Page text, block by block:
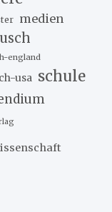
medien
england
usa schule